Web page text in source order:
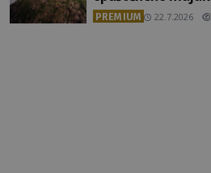
PREMIUM 22.7.2026